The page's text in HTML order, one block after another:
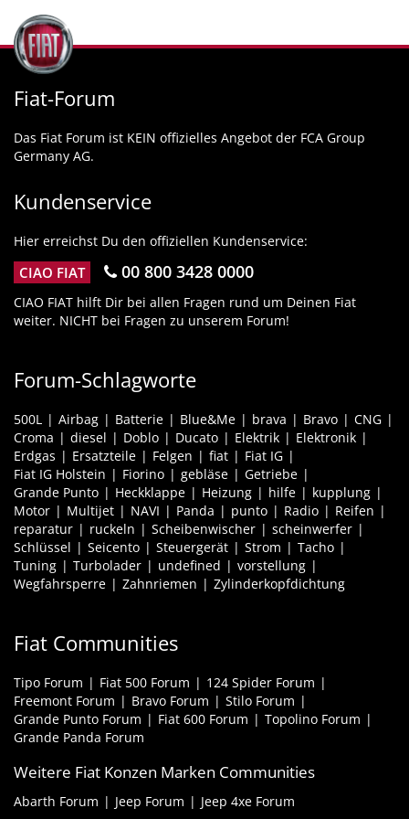
Fiat-Forum
Das Fiat Forum ist KEIN offizielles Angebot der FCA Group
Germany AG.
Kundenservice
Hier erreichst Du den offiziellen Kundenservice:
CIAO FIAT 00 800 3428 0000
CIAO FIAT hilft Dir bei allen Fragen rund um Deinen Fiat
weiter. NICHT bei Fragen zu unserem Forum!
Forum-Schlagworte
500L Airbag Batterie Blue&Me brava Bravo
CNG
Croma
diesel Doblo Ducato Elektrik
Elektronik
Erdgas
Ersatzteile Felgen fiat
Fiat IG
Fiat IG Holstein
Fiorino gebläse
Getriebe
Grande Punto
Heckklappe Heizung hilfe
kupplung
Motor
Multijet NAVI Panda punto Radio
Reifen
reparatur
ruckeln Scheibenwischer
scheinwerfer
Schlüssel
Seicento Steuergerät Strom
Tacho
Tuning
Turbolader undefined
vorstellung
Wegfahrsperre
Zahnriemen Zylinderkopfdichtung
Fiat Communities
Tipo Forum Fiat 500 Forum
124 Spider Forum
Freemont Forum
Bravo Forum
Stilo Forum
Grande Punto Forum
Fiat 600 Forum
Topolino Forum
Grande Panda Forum
Weitere Fiat Konzen Marken Communities
Abarth Forum Jeep Forum Jeep 4xe Forum